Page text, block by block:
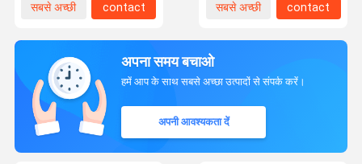
सबसे अच्छी
contact
सबसे अच्छी
contact
अपना समय बचाओ
हमें आप के साथ सबसे अच्छा उत्पादों से संपर्क करें।
अपनी आवश्यकता दें